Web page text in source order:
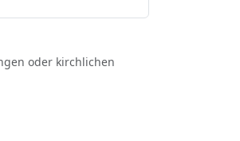
oder kirchlichen